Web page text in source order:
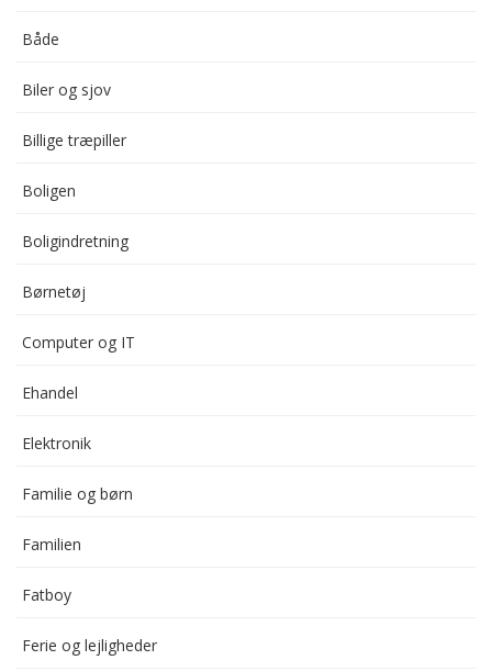
Både
Biler og sjov
Billige træpiller
Boligen
Boligindretning
Børnetøj
Computer og IT
Ehandel
Elektronik
Familie og børn
Familien
Fatboy
Ferie og lejligheder